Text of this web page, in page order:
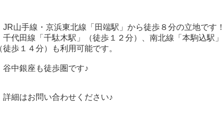
山手線・京浜東北線「田端駅」から徒歩８分の立地です！
代田線「千駄木駅」（徒歩１２分）、南北線「本駒込駅」
徒歩１４分）も利用可能です。
中銀座も徒歩圏 です♪
細はお問い合わせください♪